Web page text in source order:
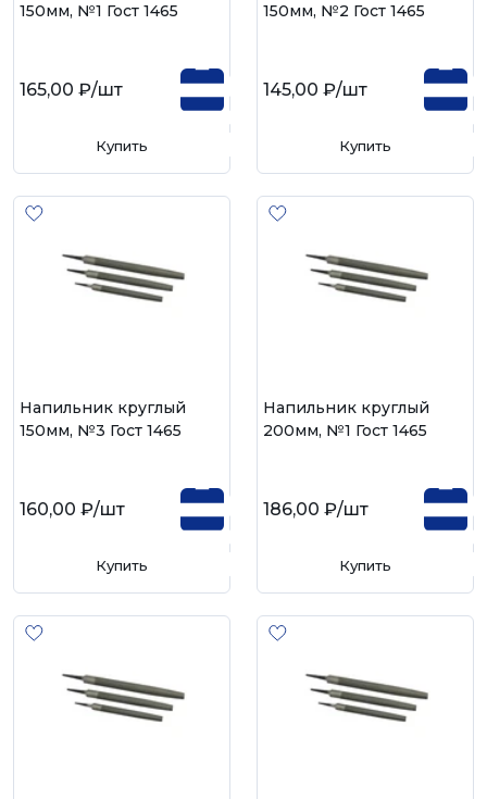
150мм, №1 Гост 1465
165,00 ₽/шт
Купить
150мм, №2 Гост 1465
145,00 ₽/шт
Купить
Напильник круглый
150мм, №3 Гост 1465
160,00 ₽/шт
Купить
Напильник круглый
200мм, №1 Гост 1465
186,00 ₽/шт
Купить